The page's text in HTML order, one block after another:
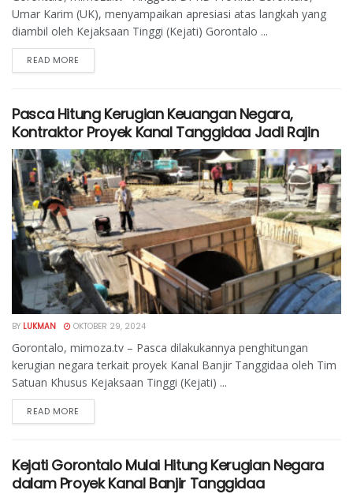
Umar Karim (UK), menyampaikan apresiasi atas langkah yang
diambil oleh Kejaksaan Tinggi (Kejati) Gorontalo ...
READ MORE
Pasca Hitung Kerugian Keuangan Negara,
Kontraktor Proyek Kanal Tanggidaa Jadi Rajin
BY LUKMAN OKTOBER 29, 2024
Gorontalo, mimoza.tv – Pasca dilakukannya penghitungan
kerugian negara terkait proyek Kanal Banjir Tanggidaa oleh Tim
Satuan Khusus Kejaksaan Tinggi (Kejati) ...
READ MORE
Kejati Gorontalo Mulai Hitung Kerugian Negara
dalam Proyek Kanal Banjir Tanggidaa